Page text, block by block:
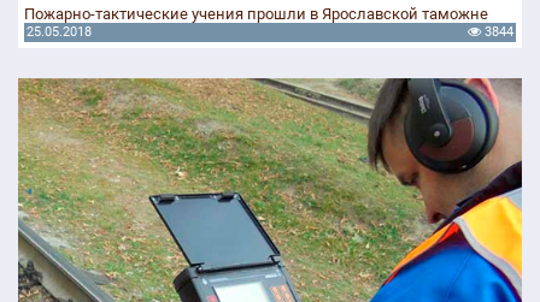
Пожарно-тактические учения прошли в Ярославской таможне
25.05.2018 3844